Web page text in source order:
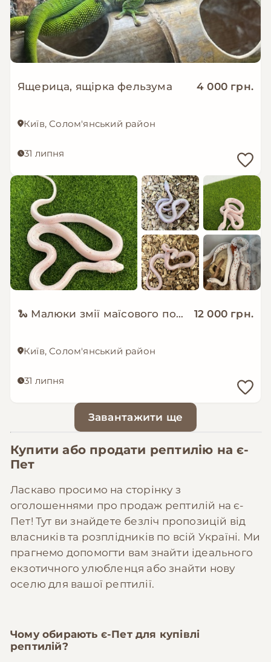
Ящерица, ящірка фельзума 4 000 грн.
Київ, Солом'янський район
31 липня
🐍 Малюки змії маїсового полоза Palmetto 12 000 грн.
Київ, Солом'янський район
31 липня
Завантажити ще
Купити або продати рептилію нає-
Пет
Ласкаво просимо на сторінку з
оголошеннями про продаж рептилій на є-
Пет! Тут ви знайдете безліч пропозицій від
власників та розплідників по всій Україні. Ми
прагнемо допомогти вам знайти ідеального
екзотичного улюбленця або знайти нову
оселю для вашої рептилії.
Чому обирають є-Петдля купівлі
рептилій?